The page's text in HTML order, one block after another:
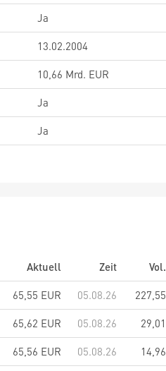
Ja
13.02.2004
10,66 Mrd. EUR
Ja
Ja
Aktuell Zeit
65,55 EUR 05.08.26
65,62 EUR 05.08.26
65,56 EUR 05.08.26